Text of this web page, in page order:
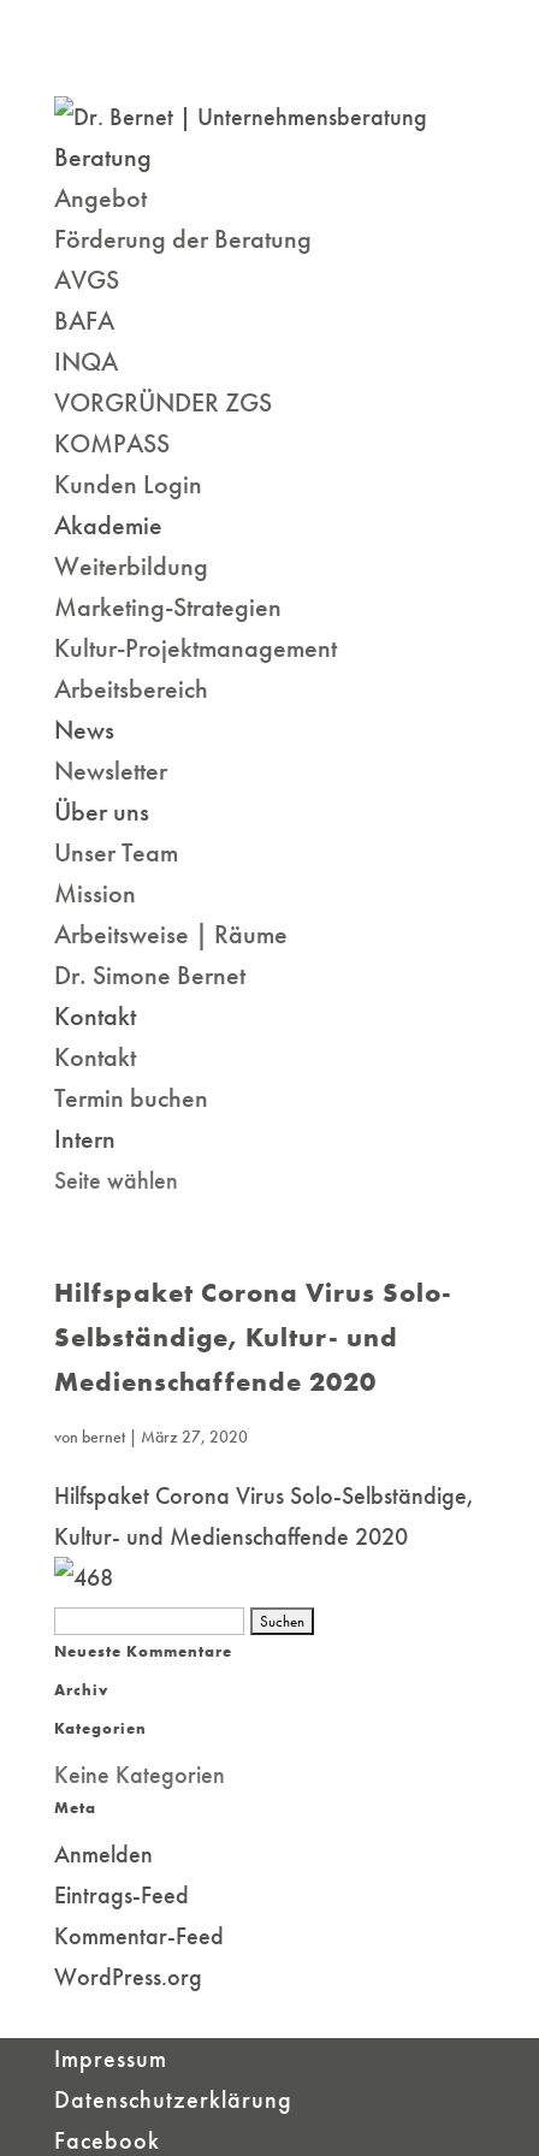
Beratung
Angebot
Förderung der Beratung
AVGS
BAFA
INQA
VORGRÜNDER ZGS
KOMPASS
Kunden Login
Akademie
Weiterbildung
Marketing-Strategien
Kultur-Projektmanagement
Arbeitsbereich
News
Newsletter
Über uns
Unser Team
Mission
Arbeitsweise | Räume
Dr. Simone Bernet
Kontakt
Kontakt
Termin buchen
Intern
Seite wählen
Hilfspaket Corona Virus Solo-
Selbständige, Kultur- und
Medienschaffende 2020
von bernet| März 27, 2020
Hilfspaket Corona Virus Solo-Selbständige,
Kultur- und Medienschaffende 2020
Suchen
nach:
Neueste Kommentare
Archiv
Kategorien
Keine Kategorien
Meta
Anmelden
Eintrags-Feed
Kommentar-Feed
WordPress.org
Impressum
Datenschutzerklärung
Facebook